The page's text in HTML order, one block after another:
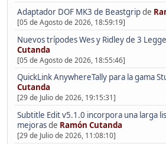
Adaptador DOF MK3 de Beastgripde
[05 de Agosto de 2026, 18:59:19]
Nuevos trípodes Wes y Ridley de 3
Cutanda
[05 de Agosto de 2026, 18:55:46]
QuickLink AnywhereTally para la gama
Cutanda
[29 de Julio de 2026, 19:15:31]
Subtitle Edit v5.1.0 incorpora una larga
mejorasde Ramón Cutanda
[29 de Julio de 2026, 11:08:10]